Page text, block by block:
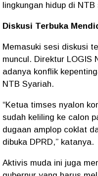
lingkungan hidup di
Diskusi Terbuka
Memasuki sesi diskusi
muncul. Direktur LOGIS
adanya konflik
NTB Syariah.
“Ketua timses nyalon
sudah keliling ke calon
dugaan amplop coklat
dibuka DPRD,” katanya.
Aktivis muda ini juga